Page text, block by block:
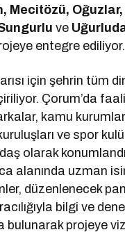
Mecitözü,
ve
entegre ediliyor.
için şehrin tüm
Çorum’da
kamu
ve spor
olarak
alanında uzman
düzenlenecek
bilgi ve
bulunarak projeye